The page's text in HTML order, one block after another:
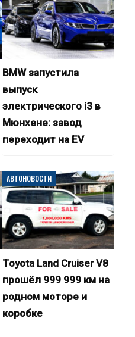
BMW запустила
выпуск
электрического i3 в
Мюнхене: завод
переходит на EV
АВТОНОВОСТИ
Toyota Land Cruiser V8
прошёл 999 999 км на
родном моторе и
коробке